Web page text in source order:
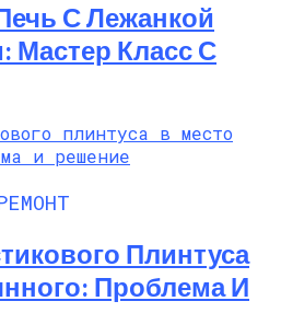
С Лежанкой
Мастер Класс С
Плинтуса
Проблема И